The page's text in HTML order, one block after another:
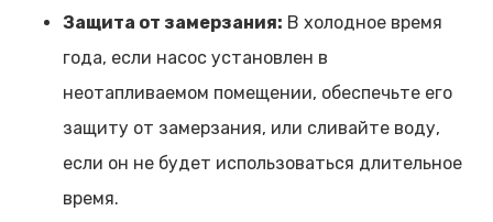
Защита от замерзания: В холодное время
года, если насос установлен в
неотапливаемом помещении, обеспечьте его
защиту от замерзания, или сливайте воду,
если он не будет использоваться длительное
время.